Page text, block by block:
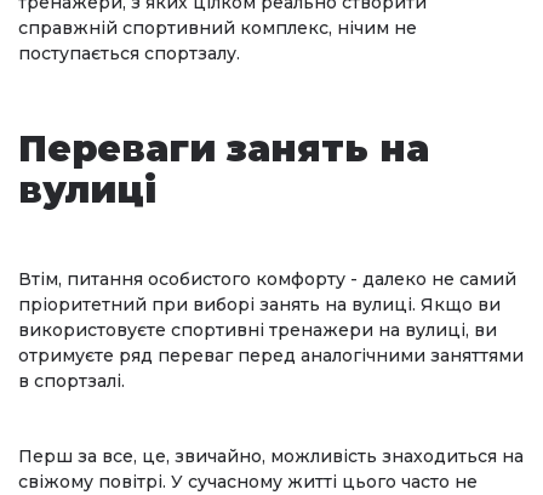
справжній спортивний комплекс, нічим не
поступається спортзалу.
Переваги занять на
вулиці
Втім, питання особистого комфорту - далеко не самий
пріоритетний при виборі занять на вулиці. Якщо ви
використовуєте спортивні тренажери на вулиці, ви
отримуєте ряд переваг перед аналогічними заняттями
в спортзалі.
Перш за все, це, звичайно, можливість знаходиться на
свіжому повітрі. У сучасному житті цього часто не